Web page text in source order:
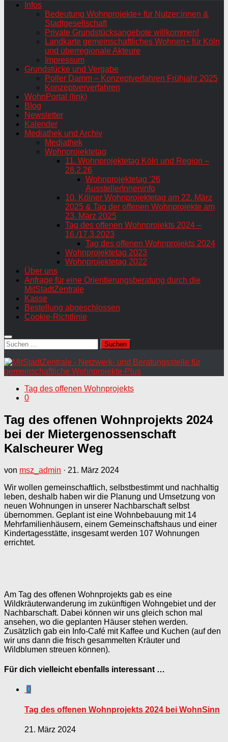
Infos
Bedeutung Wohnprojekte+ für Nutzer:innen &
Stadtgesellschaft
Private Grundstücksangebote willkommen!
Landkarte gemeinschaftliches Wohnen+ für Köln
und überregionale Akteure
Impressum
Grundstücke und Vergabe
Poller Damm – Konzeptverfahren Frühjahr 2025
Konzeptververfahren
WohnPortal (link)
Blog
Newsletter
Kalender
Mediathek und Archiv
Mediathek
Wohnprojektetag
11. Wohnprojektetag Köln und Region –
28.2.26
Wohnprojektetag ’26
AusstellerInneninfo
10. Kölner Wohnprojektetag am 22. März
2025 & Tag der offenen Wohnprojekte am
23. März 2025
Tag des offenen Wohnprojekts 2024 –
16./17.3.2023
Tag des offenen Wohnprojekts 2024
Wohnprojektetag 2023
Wohnprojektetag 2022
Über uns
Anfrage für eine Orientierungsberatung durch die
MitStadtZentrale
Kasse
Bestellung abgeschlossen
Cookie-Richtlinie
Suchen
nach:
Tag des offenen Wohnprojekts
0
Tag des offenen Wohnprojekts 2024
bei der Mietergenossenschaft
Kalscheurer Weg
von msz_admin · 21. März 2024
Wir wollen gemeinschaftlich, selbstbestimmt und nachhaltig
leben, deshalb haben wir die Planung und Umsetzung von
neuen Wohnungen in unserer Nachbarschaft selbst
übernommen. Geplant ist eine Wohnbebauung mit 14
Mehrfamilienhäusern, einem Gemeinschaftshaus und einer
Kindertagesstätte, insgesamt werden 107 Wohnungen
errichtet.
Am Tag des offenen Wohnprojekts gab es eine
Wildkräuterwanderung im zukünftigen Wohngebiet und der
Nachbarschaft. Dabei können wir uns gleich schon mal
ansehen, wo die geplanten Häuser stehen werden.
Zusätzlich gab ein Info-Café mit Kaffee und Kuchen (auf den
wir uns dann die frisch gesammelten Kräuter und
Wildblumen streuen können).
Für dich vielleicht ebenfalls interessant …
0
Tag des offenen Wohnprojekts 2024 bei WohnSinn
21. März 2024